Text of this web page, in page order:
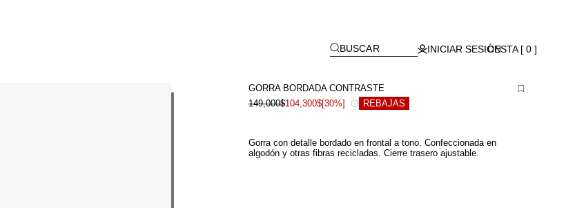
BUSCAR INICIAR SESIÓNCESTA [ 0 ]
GORRA BORDADA CONTRASTE
149,000$104,300$[30%] REBAJAS
Gorra con detalle bordado en frontal a tono. Confeccionada en
algodón y otras fibras recicladas. Cierre trasero ajustable.